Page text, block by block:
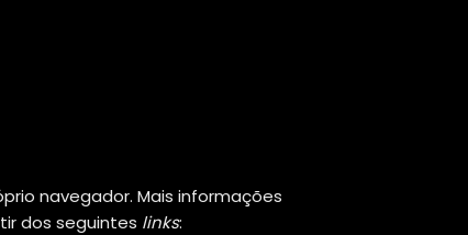
navegador. Mais informações
dos seguintes links: